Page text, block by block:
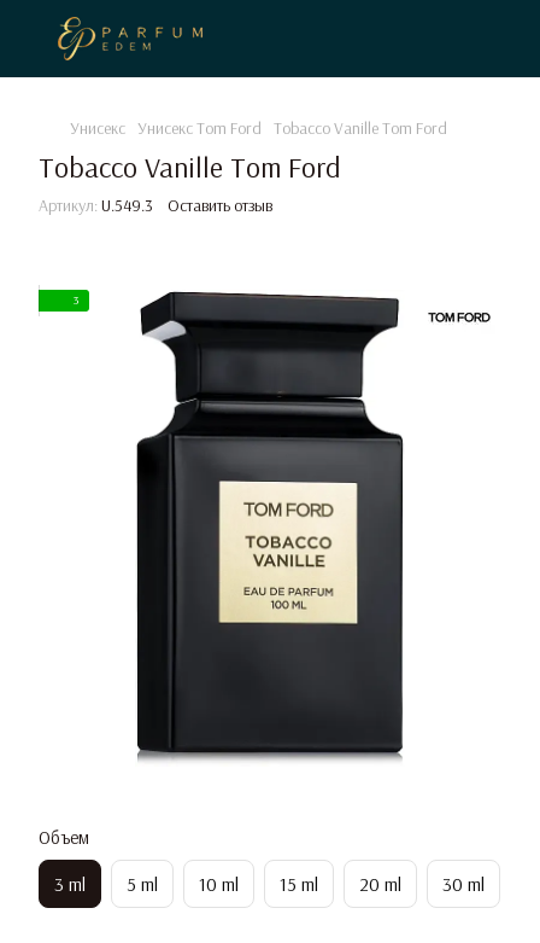
Унисекс Унисекс Tom Ford Tobacco Vanille Tom Ford
Tobacco Vanille Tom Ford
Артикул: U.549.3 Оставить отзыв
3
Объем
3 ml 5 ml 10 ml 15 ml 20 ml 30 ml